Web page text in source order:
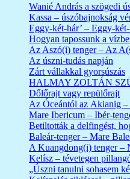
Wanié András a szögedi
Kassa – úszóbajnokság
Eggy-két-hár’ – Eggy-
Hogyan tapossunk a
Az Aszó(i) tenger – Az
Az úszni-tudás napján
Zárt vállakkal gyorsúszás
HALMAY ZOLTÁN
Dőlőrajt vagy repülőrajt
Az Óceántól az Akianig
Mare Ibericum – Ibér-
Betiltották a delfingést,
Baleár-tenger – Mare
A Kuangdong(i) tenger –
Kelísz – tévetegen
„Úszni tanulni sohasem